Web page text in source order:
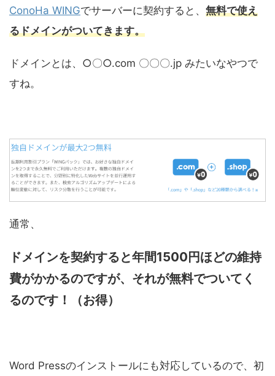
ConoHa WINGでサーバーに契約すると、 無料で使え
るドメインがついてきます。
ドメインとは、○〇○.com 〇〇〇.jp みたいなやつで
すね。
通常、
ドメインを契約すると年間1500円ほどの維持
費がかかるのですが、それが無料でついてく
るのです！
（お得）
Word Pressのインストールにも対応しているので、初